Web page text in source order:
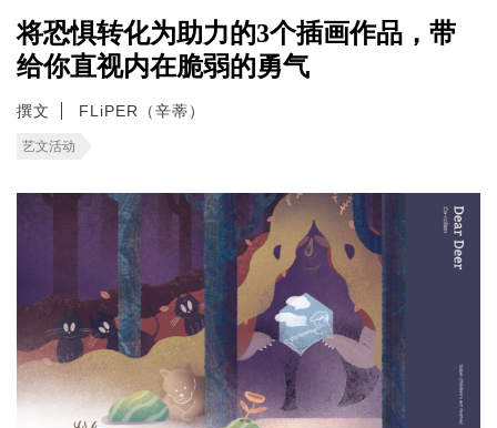
将恐惧转化为助力的3个插画作品，带
给你直视内在脆弱的勇气
撰文 FLiPER（辛蒂）
艺文活动